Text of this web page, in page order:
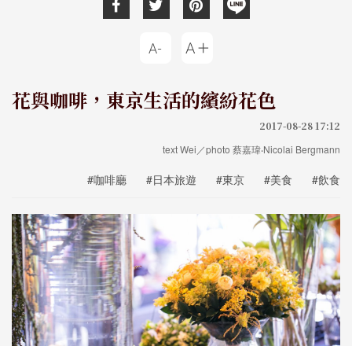
花與咖啡，東京生活的繽紛花色
2017-08-28 17:12
text Wei／photo 蔡嘉瑋‧Nicolai Bergmann
#咖啡廳 #日本旅遊 #東京 #美食 #飲食